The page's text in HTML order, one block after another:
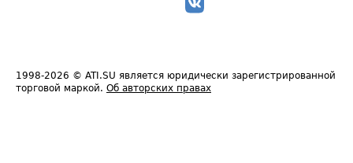
1998-2026 © ATI.SU является юридически зарегистрированной
торговой маркой. Об авторских правах